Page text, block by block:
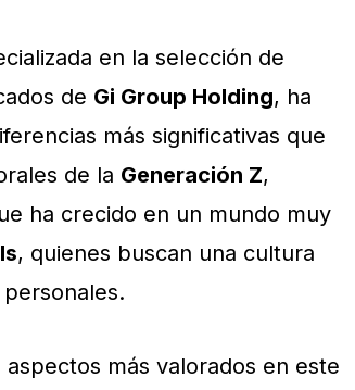
en la selección de
de Gi Group Holding, ha
más significativas que
de la Generación Z,
ha crecido en un mundo muy
, quienes buscan una cultura
aspectos más valorados en este